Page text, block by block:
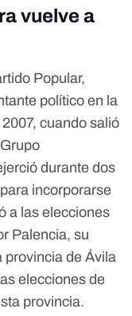
vuelve a
Popular,
político en la
cuando salió
durante dos
incorporarse
a las elecciones
Palencia, su
provincia de Ávila
elecciones de
provincia.